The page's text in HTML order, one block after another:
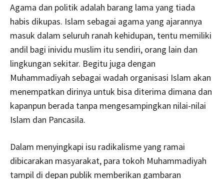
Agama dan politik adalah barang lama yang tiada
habis dikupas. Islam sebagai agama yang ajarannya
masuk dalam seluruh ranah kehidupan, tentu memiliki
andil bagi inividu muslim itu sendiri, orang lain dan
lingkungan sekitar. Begitu juga dengan
Muhammadiyah sebagai wadah organisasi Islam akan
menempatkan dirinya untuk bisa diterima dimana dan
kapanpun berada tanpa mengesampingkan nilai-nilai
Islam dan Pancasila.
Dalam menyingkapi isu radikalisme yang ramai
dibicarakan masyarakat, para tokoh Muhammadiyah
tampil di depan publik memberikan gambaran